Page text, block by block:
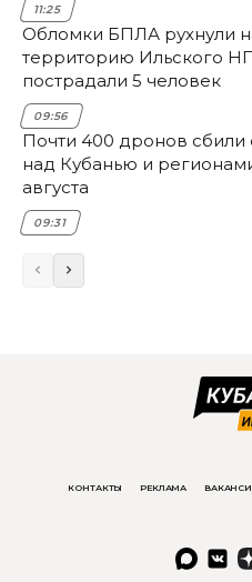
11:25
Обломки БПЛА рухнули
территорию Ильского
пострадали 5 человек
09:56
Почти 400 дронов
над Кубанью и
августа
09:31
КОНТАКТЫ РЕКЛАМА